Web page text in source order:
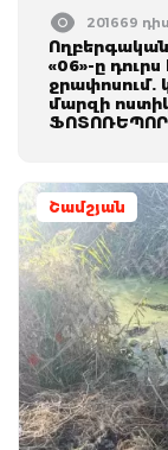
201669
«06»-ը
ջրափոսում.
մարզի
Շամշյան